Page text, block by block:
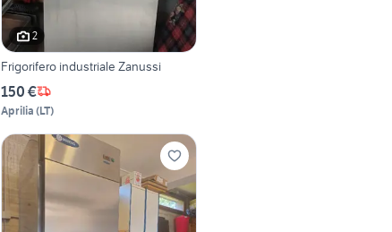
2
Frigorifero industriale Zanussi
150 €
Aprilia (LT)